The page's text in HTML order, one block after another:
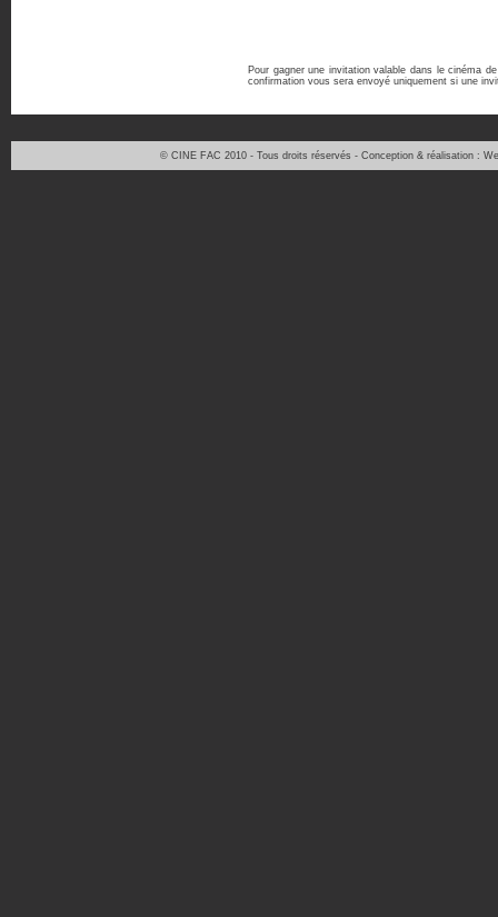
Pour gagner une invitation valable dans le cinéma
confirmation vous sera envoyé uniquement si une
© CINE FAC 2010 - Tous droits réservés - Conception & réalisation :